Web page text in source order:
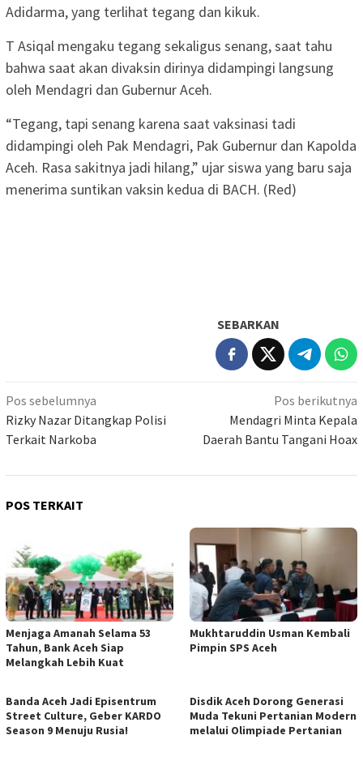
Adidarma, yang terlihat tegang dan kikuk.
T Asiqal mengaku tegang sekaligus senang, saat tahu
bahwa saat akan divaksin dirinya didampingi langsung
oleh Mendagri dan Gubernur Aceh.
“Tegang, tapi senang karena saat vaksinasi tadi
didampingi oleh Pak Mendagri, Pak Gubernur dan Kapolda
Aceh. Rasa sakitnya jadi hilang,” ujar siswa yang baru saja
menerima suntikan vaksin kedua di BACH. (Red)
SEBARKAN
Navigasi
pos
Pos sebelumnya
Rizky Nazar Ditangkap Polisi
Terkait Narkoba
Pos berikutnya
Mendagri Minta Kepala
Daerah Bantu Tangani Hoax
POS TERKAIT
Menjaga Amanah Selama 53
Tahun, Bank Aceh Siap
Melangkah Lebih Kuat
Mukhtaruddin Usman Kembali
Pimpin SPS Aceh
Banda Aceh Jadi Episentrum
Street Culture, Geber KARDO
Season 9 Menuju Rusia!
Disdik Aceh Dorong Generasi
Muda Tekuni Pertanian Modern
melalui Olimpiade Pertanian